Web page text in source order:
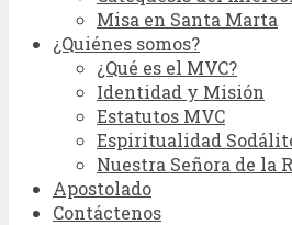
Misa en Santa Marta
¿Quiénes somos?
¿Qué es el MVC?
Identidad y Misión
Estatutos MVC
Espiritualidad
Nuestra Señora de la
Apostolado
Contáctenos